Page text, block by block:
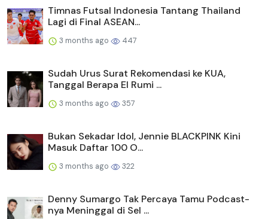
Timnas Futsal Indonesia Tantang Thailand
Lagi di Final ASEAN...
3 months ago 447
Sudah Urus Surat Rekomendasi ke KUA,
Tanggal Berapa El Rumi ...
3 months ago 357
Bukan Sekadar Idol, Jennie BLACKPINK Kini
Masuk Daftar 100 O...
3 months ago 322
Denny Sumargo Tak Percaya Tamu Podcast-
nya Meninggal di Sel ...